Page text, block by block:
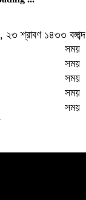
শ্রাবণ ১৪৩৩ বঙ্গাব্দ
সময়
সময়
সময়
সময়
সময়